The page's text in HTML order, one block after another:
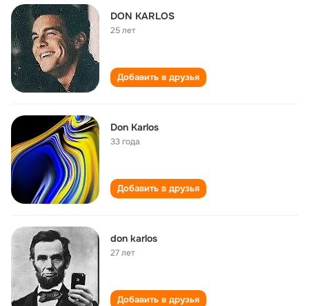
DON KARLOS
25 лет
Добавить в друзья
Don Karlos
33 года
Добавить в друзья
don karlos
27 лет
Добавить в друзья